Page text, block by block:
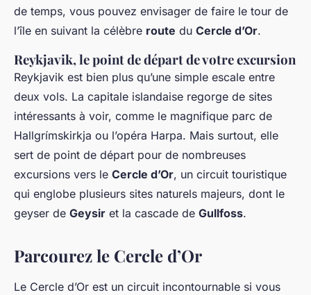
de temps, vous pouvez envisager de faire le tour de
l’île en suivant la célèbre route du Cercle d’Or.
Reykjavik, le point de départ de votre excursion
Reykjavik est bien plus qu’une simple escale entre
deux vols. La capitale islandaise regorge de sites
intéressants à voir, comme le magnifique parc de
Hallgrímskirkja ou l’opéra Harpa. Mais surtout, elle
sert de point de départ pour de nombreuses
excursions vers le Cercle d’Or, un circuit touristique
qui englobe plusieurs sites naturels majeurs, dont le
geyser de Geysir et la cascade de Gullfoss.
Parcourez le Cercle d’Or
Le Cercle d’Or est un circuit incontournable si vous